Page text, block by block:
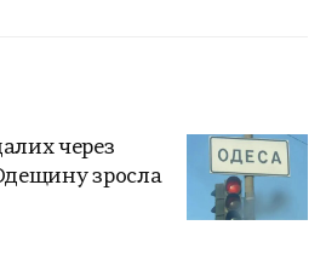
через
зросла